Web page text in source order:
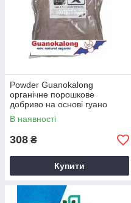
Powder Guanokalong
органічне порошкове
добриво на основі гуано
кажанів (500g власна
фасовка)
В наявності
308 ₴
Купити